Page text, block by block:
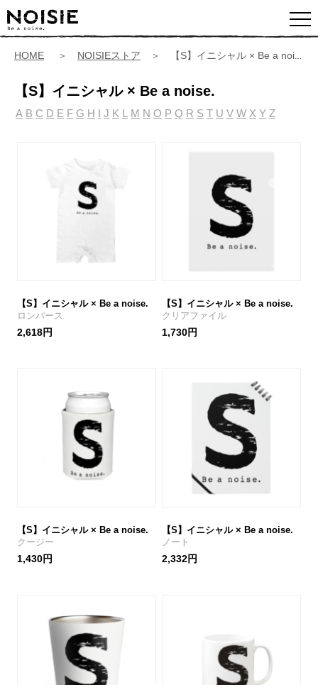
HOME ＞ NOISIEストア ＞ 【S】イニシャル × Be a noise.
【S】イニシャル × Be a noise.
A B C D E F G H I J K L M N O P Q R S T U V W X Y Z
【S】イニシャル × Be a noise.
ロンパース
2,618円
【S】イニシャル × Be a noise.
クリアファイル
1,730円
【S】イニシャル × Be a noise.
クージー
1,430円
【S】イニシャル × Be a noise.
ノート
2,332円